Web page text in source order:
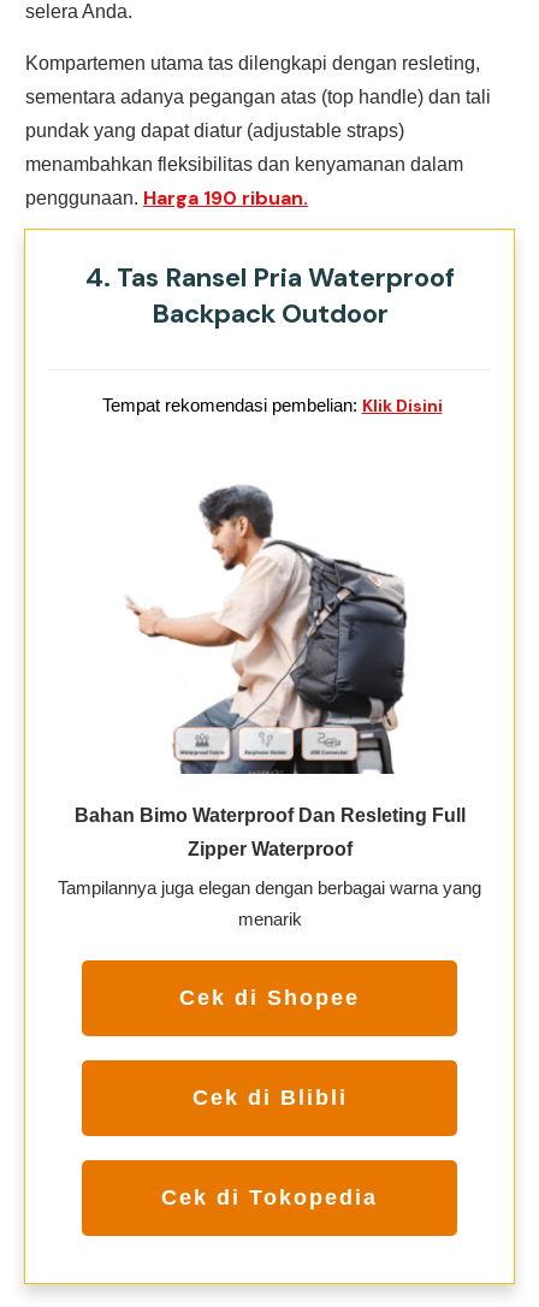
selera Anda.
Kompartemen utama tas dilengkapi dengan resleting,
sementara adanya pegangan atas (top handle) dan tali
pundak yang dapat diatur (adjustable straps)
menambahkan fleksibilitas dan kenyamanan dalam
penggunaan. Harga 190 ribuan.
4. Tas Ransel Pria Waterproof
Backpack Outdoor
Tempat rekomendasi pembelian: Klik Disini
Bahan Bimo Waterproof Dan Resleting Full
Zipper Waterproof
Tampilannya juga elegan dengan berbagai warna yang
menarik
Cek di Shopee
Cek di Blibli
Cek di Tokopedia